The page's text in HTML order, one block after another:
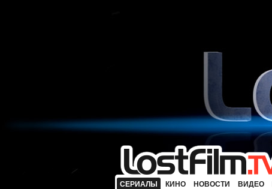
СЕРИАЛЫ КИНО НОВОСТИ ВИДЕО